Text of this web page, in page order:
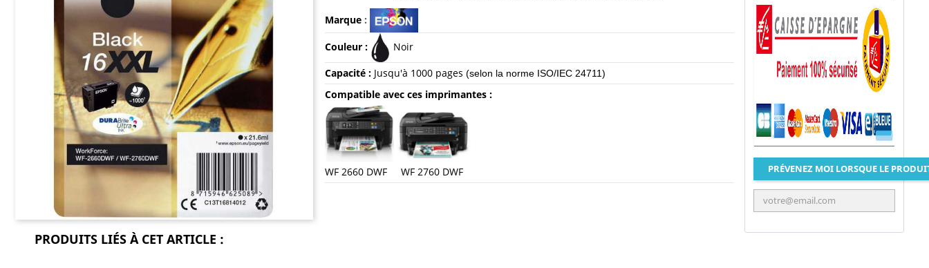
Marque:
Couleur : Noir
Capacité :Jusqu'à 1000 pages (selon la norme ISO/IEC 24711)
Compatible avec ces imprimantes :
WF 2660 DWF WF 2760 DWF PRÉVENEZ MOI LORSQUE LE
PRODUITS LIÉS À CET ARTICLE :